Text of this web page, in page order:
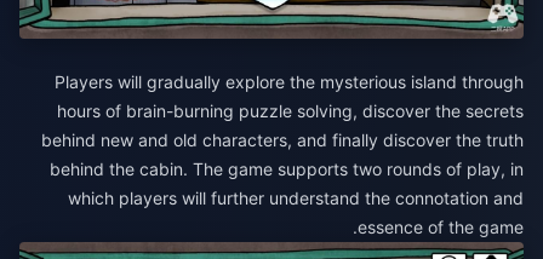
Players will gradually explore the mysterious island through
hours of brain-burning puzzle solving, discover the secrets
behind new and old characters, and finally discover the truth
behind the cabin. The game supports two rounds of play, in
which players will further understand the connotation and
essence of the game.